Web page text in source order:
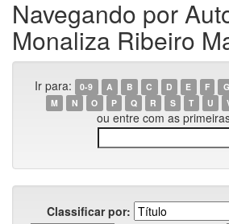
Navegando por
Monaliza Ribeiro
Ir para: 0-9 A B C D E F G
M
N O P Q R S T U
ou entre com as
Classificar por: